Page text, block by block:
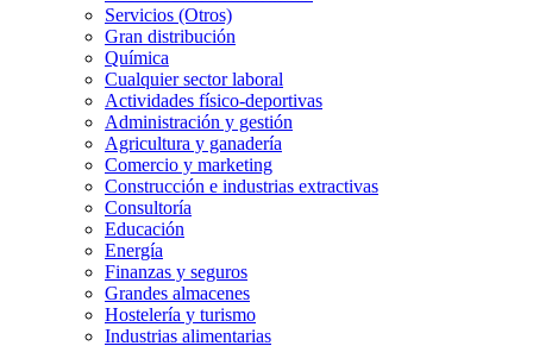
Servicios (Otros)
Gran distribución
Química
Cualquier sector laboral
Actividades físico-deportivas
Administración y gestión
Agricultura y ganadería
Comercio y marketing
Construcción e industrias extractivas
Consultoría
Educación
Energía
Finanzas y seguros
Grandes almacenes
Hostelería y turismo
Industrias alimentarias